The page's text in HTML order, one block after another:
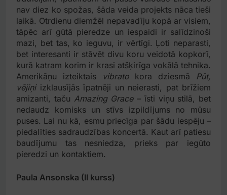
nav diez ko spožas, šāda veida projekts nāca tieši
laikā. Otrdienu diemžēl nepavadīju kopā ar visiem,
tāpēc arī gūtā pieredze un iespaidi ir salīdzinoši
mazi, bet tas, ko ieguvu, ir vērtīgi. Ļoti neparasti,
bet interesanti ir stāvēt divu koru veidotā kopkorī,
kurā katram korim ir krasi atšķirīga vokālā tehnika.
Amerikāņu izteiktais
vibrato kora dziesmā Pūt,
vējiņi izklausījās īpatnēji un neierasti, pat brīžiem
amizanti, taču Amazing Grace– īsti viņu stilā, bet
nedaudz komisks un stīvs izpildījums no mūsu
puses. Lai nu kā, esmu priecīga par šādu iespēju –
piedalīties sadraudzības koncertā. Kaut arī patiesu
baudījumu tas nesniedza, prieks par iegūto
pieredzi un kontaktiem.
Paula Ansonska (II kurss)